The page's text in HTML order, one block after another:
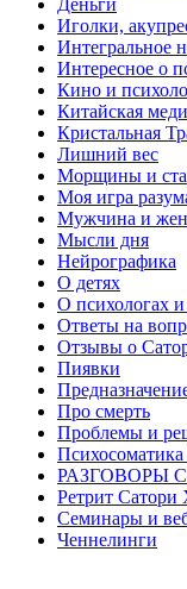
Деньги
Иголки,
Интегральное
Интересное о
Кино и
Китайская
Кристальная
Лишний вес
Морщины и
Моя игра
Мужчина и
Мысли дня
Нейрографика
О детях
О психологах
Ответы на
Отзывы о
Пиявки
Про смерть
Проблемы и
РАЗГОВОРЫ
Ретрит Сатори
Семинары и
Ченнелинги